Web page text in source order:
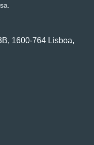
1600-764 Lisboa,